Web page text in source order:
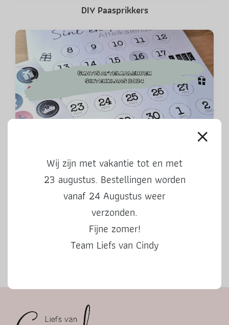
DIY Paasprikkers
Wij zijn met vakantie tot en met
23 augustus. Bestellingen worden
vanaf 24 Augustus weer
verzonden.
Fijne zomer!
Team Liefs van Cindy